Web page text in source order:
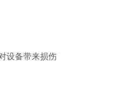
设备带来损伤